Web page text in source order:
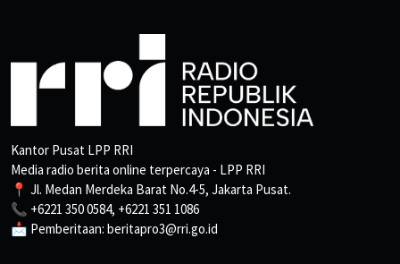
Kantor Pusat LPP RRI
Media radio berita online terpercaya - LPP RRI
📍 Jl. Medan Merdeka Barat No.4-5, Jakarta Pusat.
📞 +6221 350 0584, +6221 351 1086
📩 Pemberitaan: beritapro3@rri.go.id